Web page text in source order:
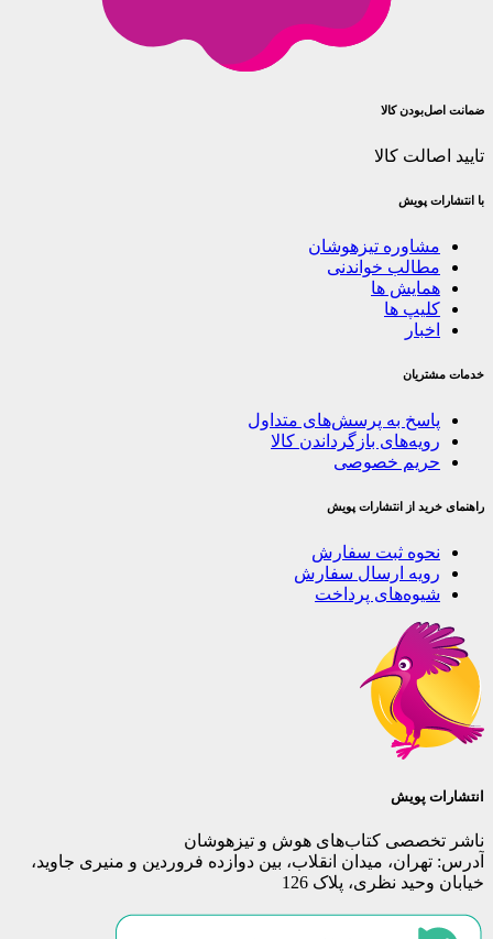
ضمانت اصل‌بودن کالا
تایید اصالت کالا
با انتشارات پویش
مشاوره تیزهوشان
مطالب خواندنی
همایش ها
کلیپ ها
اخبار
خدمات مشتریان
پاسخ به پرسش‌های متداول
رویه‌های بازگرداندن کالا
حریم خصوصی
راهنمای خرید از انتشارات پویش
نحوه ثبت سفارش
رویه ارسال سفارش
شیوه‌های پرداخت
انتشارات پویش
ناشر تخصصی کتاب‌های هوش و تیزهوشان
آدرس: تهران، میدان انقلاب، بین دوازده فروردین و منیری جاوید،
خیابان وحید نظری، پلاک 126